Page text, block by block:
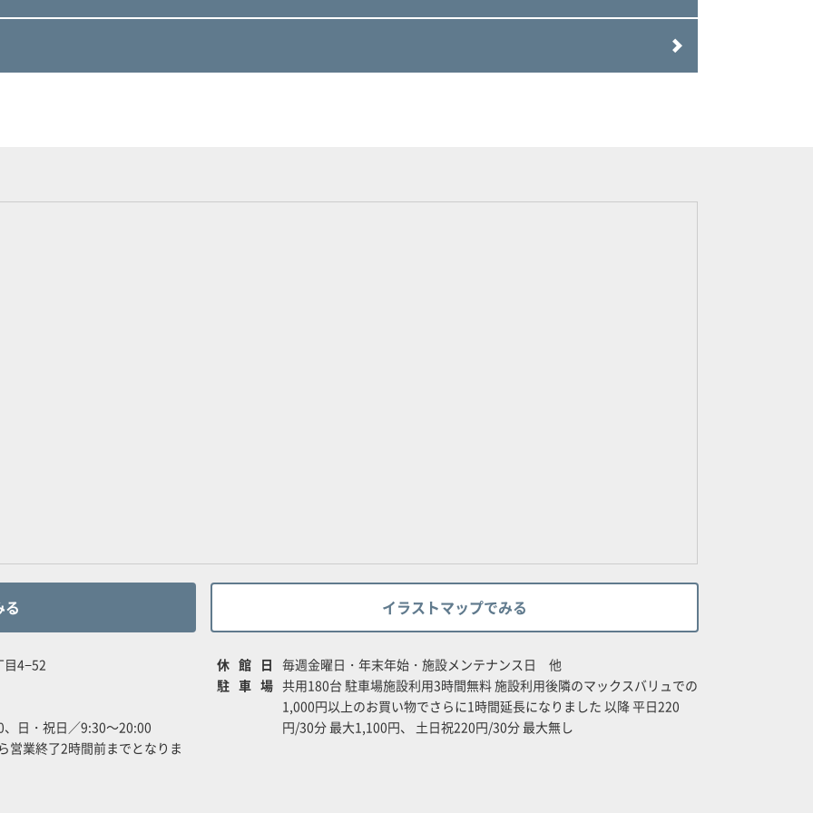
イラストマップでみる
目4−52
日・祝日／9:30～20:00
業終了2時間前までとなりま
休館日 毎週金曜日・年末年始・施設メンテナンス日 他
駐車場 共用180台 駐車場施設利用3時間無料 施設利用後隣のマックスバリュでの
1,000円以上のお買い物でさらに1時間延長になりました 以降 平日220
円/30分 最大1,100円、 土日祝220円/30分 最大無し